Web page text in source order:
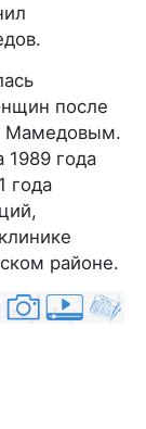
после
Мамедовым.
года
года
районе.